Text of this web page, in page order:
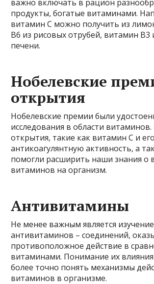
важно включать в рацион
продукты, богатые витаминами.
витамин С можно получить из
B6 из рисовых отрубей, витамин B3
печени.
Нобелевские
открытия
Нобелевские премии были
исследования в области
открытия, такие как витамин C и его
антикоагулянтную активность, а
помогли расширить наши знания о
витаминов на организм.
Антивитамины
Не менее важным является изучение
антивитаминов – соединений,
противоположное действие в
витаминами. Понимание их
более точно понять механизмы
витаминов в организме.